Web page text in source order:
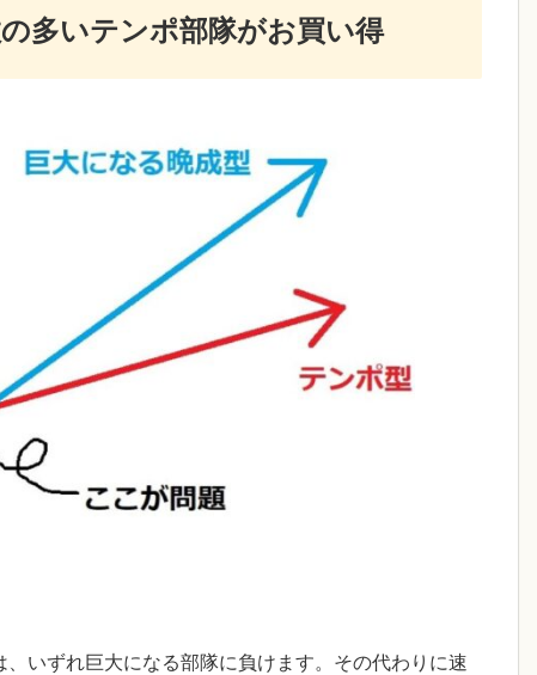
いテンポ部隊がお買い得
、いずれ巨大になる部隊に負けます。その代わりに速